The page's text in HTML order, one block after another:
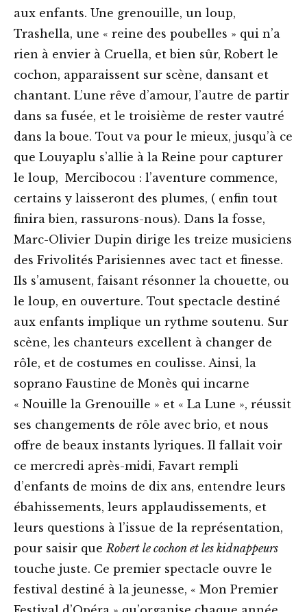
aux enfants. Une grenouille, un loup,
Trashella, une « reine des poubelles » qui n’a
rien à envier à Cruella, et bien sûr, Robert le
cochon, apparaissent sur scène, dansant et
chantant. L’une rêve d’amour, l’autre de partir
dans sa fusée, et le troisième de rester vautré
dans la boue. Tout va pour le mieux, jusqu’à ce
que Louyaplu s’allie à la Reine pour capturer
le loup, Mercibocou : l’aventure commence,
certains y laisseront des plumes, ( enfin tout
finira bien, rassurons-nous). Dans la fosse,
Marc-Olivier Dupin dirige les treize musiciens
des Frivolités Parisiennes avec tact et finesse.
Ils s’amusent, faisant résonner la chouette, ou
le loup, en ouverture. Tout spectacle destiné
aux enfants implique un rythme soutenu. Sur
scène, les chanteurs excellent à changer de
rôle, et de costumes en coulisse. Ainsi, la
soprano Faustine de Monès qui incarne
« Nouille la Grenouille » et « La Lune », réussit
ses changements de rôle avec brio, et nous
offre de beaux instants lyriques. Il fallait voir
ce mercredi après-midi, Favart rempli
d’enfants de moins de dix ans, entendre leurs
ébahissements, leurs applaudissements, et
leurs questions à l’issue de la représentation,
pour saisir que Robert le cochon et les kidnappeurs
touche juste. Ce premier spectacle ouvre le
festival destiné à la jeunesse, « Mon Premier